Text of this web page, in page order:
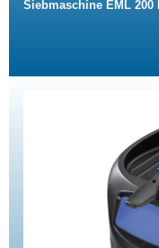
Siebmaschine EML